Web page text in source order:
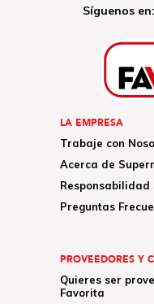
Síguenos en:
LA EMPRESA
Trabaje con
Acerca de
Responsabilidad
Preguntas
PROVEEDORES Y
Quieres ser
Favorita